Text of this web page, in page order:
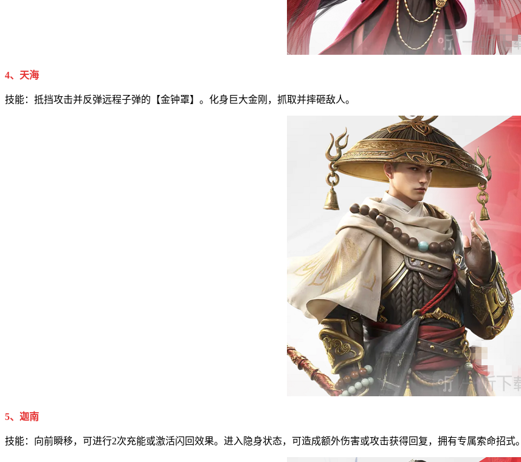
4、天海
技能：抵挡攻击并反弹远程子弹的【金钟罩】。化身巨大金刚，抓取并摔砸敌人。
5、迦南
技能：向前瞬移，可进行2次充能或激活闪回效果。进入隐身状态，可造成额外伤害或攻击获得回复，拥有专属索命招式。